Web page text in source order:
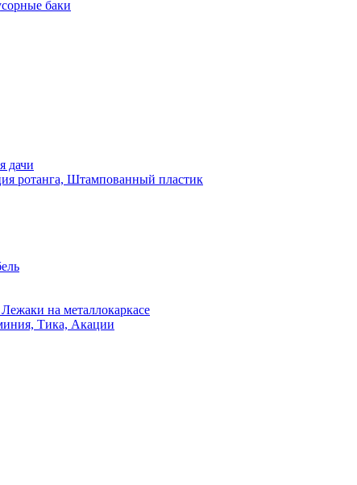
баки
дачи
ротанга, Штампованный пластик
на металлокаркасе
Тика, Акации